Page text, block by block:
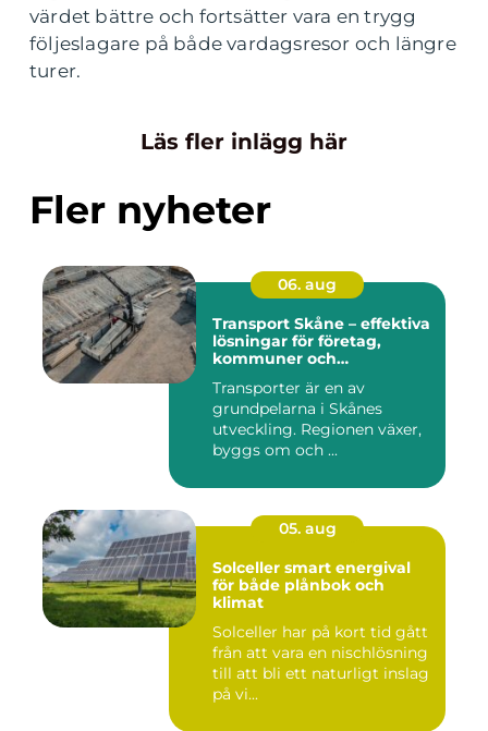
värdet bättre och fortsätter vara en trygg
följeslagare på både vardagsresor och längre
turer.
Läs fler inlägg här
Fler nyheter
06. aug
Transport Skåne – effektiva
lösningar för företag,
kommuner och
Transporter är en av
grundpelarna i Skånes
utveckling. Regionen växer,
byggs om och ...
05. aug
Solceller smart energival
för både plånbok och
klimat
Solceller har på kort tid gått
från att vara en nischlösning
till att bli ett naturligt inslag
på vi...